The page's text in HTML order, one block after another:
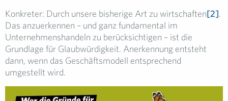
Konkreter: Durch unsere bisherige Art zu wirtschaften[2].
Das anzuerkennen – und ganz fundamental im
Unternehmenshandeln zu berücksichtigen – ist die
Grundlage für Glaubwürdigkeit. Anerkennung entsteht
dann, wenn das Geschäftsmodell entsprechend
umgestellt wird.